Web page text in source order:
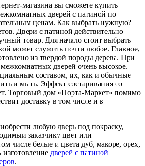
магазина вы сможете купить
дверей с патиной по
ценам. Как выбрать нужную?
Двери с патиной действительно
товар. Для начало стоит выбрать
может служить почти любое. Главное,
из твердой породы дерева. При
межкомнатных дверей очень высокое.
составом, их, как и обычные
и мыть. Эффект состаривания со
Торговый дом «Порта-Маркет» помимо
доставку в том числе и в
любую дверь под покраску,
заказчику цвет или
числе белые и цвета дуб, макоре, орех,
изготовление дверей с патиной
.